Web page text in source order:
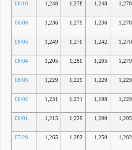
06/10 1,248 1,278 1,248 1,278
06/08 1,236 1,279 1,236 1,278
06/05 1,249 1,270 1,242 1,270
06/04 1,205 1,280 1,205 1,279
06/03 1,229 1,229 1,229 1,229
06/02 1,231 1,231 1,198 1,229
06/01 1,215 1,229 1,200 1,205
05/29 1,265 1,282 1,250 1,282